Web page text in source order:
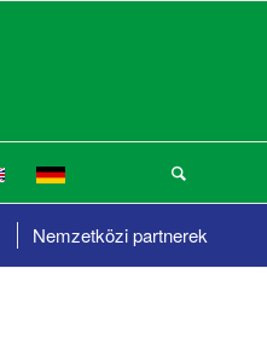
Nemzetközi partnerek